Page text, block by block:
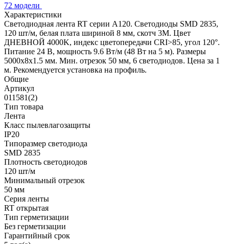
72 модели
Характеристики
Светодиодная лента RT серии A120. Светодиоды SMD 2835,
120 шт/м, белая плата шириной 8 мм, скотч 3M. Цвет
ДНЕВНОЙ 4000K, индекс цветопередачи CRI>85, угол 120°.
Питание 24 В, мощность 9.6 Вт/м (48 Вт на 5 м). Размеры
5000x8x1.5 мм. Мин. отрезок 50 мм, 6 светодиодов. Цена за 1
м. Рекомендуется установка на профиль.
Общие
Артикул
011581(2)
Тип товара
Лента
Класс пылевлагозащиты
IP20
Типоразмер светодиода
SMD 2835
Плотность светодиодов
120 шт/м
Минимальный отрезок
50 мм
Серия ленты
RT открытая
Тип герметизации
Без герметизации
Гарантийный срок